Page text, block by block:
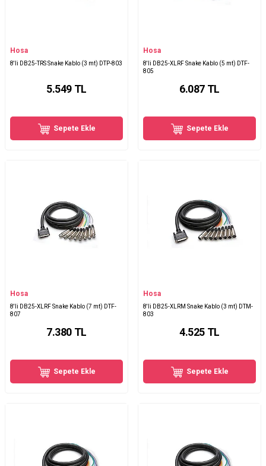
Hosa
8'li DB25-TRS Snake Kablo (3 mt) DTP-803
5.549 TL
Sepete Ekle
Hosa
8'li DB25-XLRF Snake Kablo (5 mt) DTF-
805
6.087 TL
Sepete Ekle
Hosa
8'li DB25-XLRF Snake Kablo (7 mt) DTF-
807
7.380 TL
Sepete Ekle
Hosa
8'li DB25-XLRM Snake Kablo (3 mt) DTM-
803
4.525 TL
Sepete Ekle